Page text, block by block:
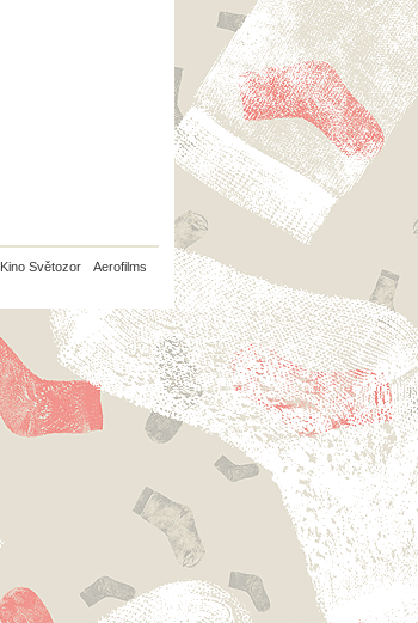
Kino Světozor Aerofilms